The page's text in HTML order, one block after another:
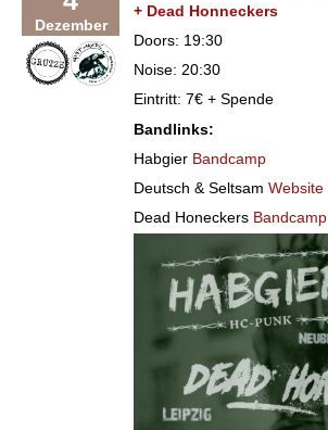
Dezember
+ Dead Honneckers
Doors: 19:30
Noise: 20:30
Eintritt: 7€ + Spende
Bandlinks:
Habgier Bandcamp
Deutsch & Seltsam Website
Dead Honeckers Bandcamp